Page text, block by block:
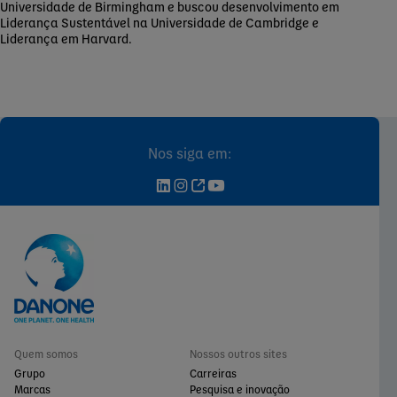
Universidade de Birmingham e buscou desenvolvimento em
Liderança Sustentável na Universidade de Cambridge e
Liderança em Harvard.
Nos siga em:
Quem somos
Grupo
Marcas
Nossos outros sites
Carreiras
Pesquisa e inovação